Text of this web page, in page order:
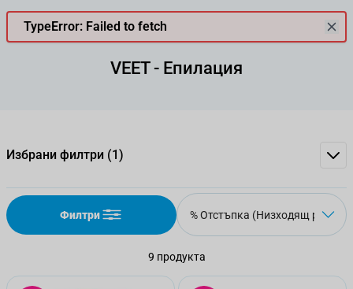
TypeError: Failed to fetch
VEET - Епилация
Избрани филтри (1)
Филтри
9 продукта